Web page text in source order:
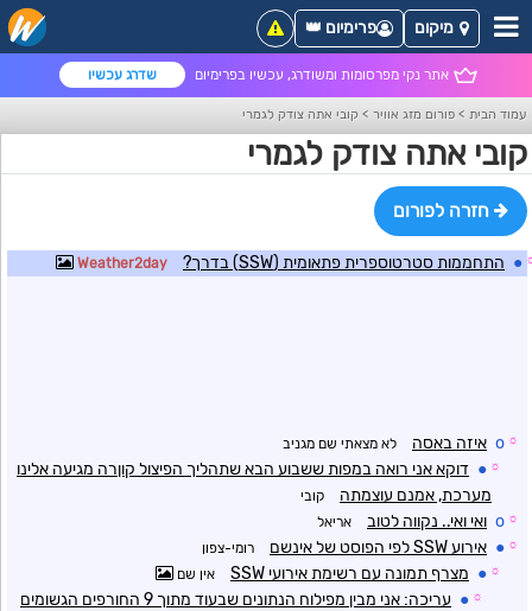
אתר נקי מפרסומות ומשודרג, עכשיו בפרימיום שדרג עכשיו
מיקום פרימיום 👑
עמוד הבית > פורום מזג אוויר > קובי אתה צודק לגמרי
קובי אתה צודק לגמרי
חזרה לפורום
● התחממות סטרטוספרית פתאומית (SSW) בדרך? Weather2day
☼
o איזה באסה לא מצאתי שם מגניב
☼
● דוקא אני רואה במפות ששבוע הבא שתהליך הפיצול קוןרה מגיעה אלינו
מערכת, אמנם עוצמתה
קובי
☼
o ואי ואי.. נקווה לטוב אריאל
☼
● אירוע SSW לפי הפוסט של אינשם רומי-צפון
☼
● מצרף תמונה עם רשימת אירועי SSW אין שם
☼
●
עריכה: אני מבין מפילוח הנתונים שבעוד מתוך 9 החורפים הגשומים